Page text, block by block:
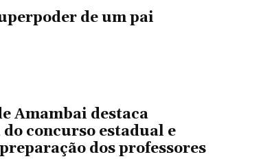
de um pai
Amambai destaca
concurso estadual e
dos professores